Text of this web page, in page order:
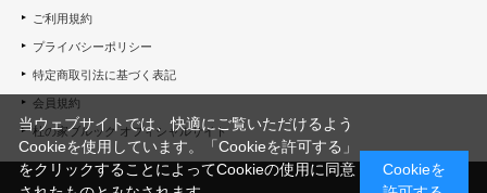
ご利用規約
プライバシーポリシー
特定商取引法に基づく表記
会員規約
杜の家ブルック オフィシャルサイト
当ウェブサイトでは、快適にご覧いただけるよう
Cookieを使用しています。「Cookieを許可する」
をクリックすることによってCookieの使用に同意
Cookieを